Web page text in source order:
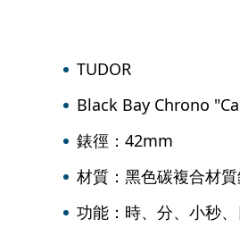
TUDOR
Black Bay Chrono
錶徑：42mm
材質：黑色碳複合材
功能：時、分、小秒